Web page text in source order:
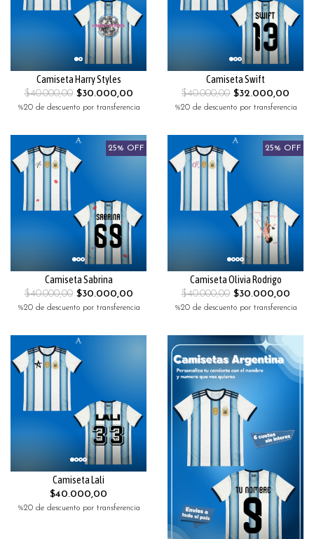
Camiseta Harry Styles
$40.000,00$30.000,00
%20 de descuento por transferencia
Camiseta Swift
$40.000,00 $32.000,00
%20 de descuento por transferencia
25% OFF
Camiseta Sabrina
$40.000,00$30.000,00
%20 de descuento por transferencia
25% OFF
Camiseta Olivia Rodrigo
$40.000,00$30.000,00
%20 de descuento por transferencia
Camiseta Lali
$40.000,00
%20 de descuento por transferencia